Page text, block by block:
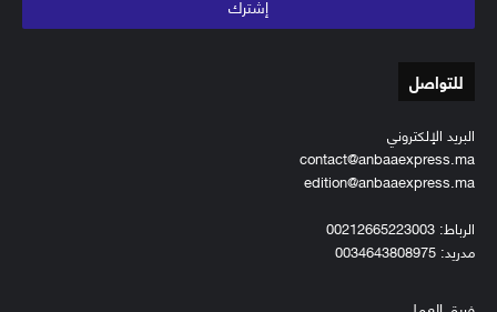
للتواصل
البريد الإلكتروني
contact@anbaaexpress.ma
edition@anbaaexpress.ma
الرباط: 00212665223003
مدريد: 0034643808975